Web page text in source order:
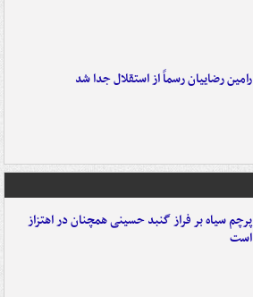
رامین رضاییان رسماً از استقلال جدا شد
پرچم سیاه بر فراز گنبد حسینی همچنان در اهتزاز
است